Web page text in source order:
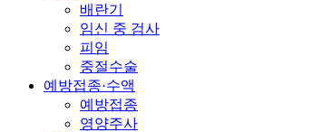
배란기
임신 중 검사
피임
중절수술
예방접종·수액
예방접종
영양주사